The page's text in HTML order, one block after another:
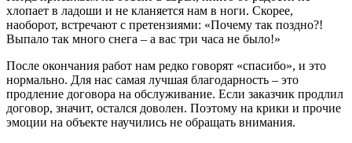
хлопает в ладоши и не кланяется нам в ноги. Скорее,
наоборот, встречают с претензиями: «Почему так поздно?!
Выпало так много снега – а вас три часа не было!»
После окончания работ нам редко говорят «спасибо», и это
нормально. Для нас самая лучшая благодарность – это
продление договора на обслуживание. Если заказчик продлил
договор, значит, остался доволен. Поэтому на крики и прочие
эмоции на объекте научились не обращать внимания.